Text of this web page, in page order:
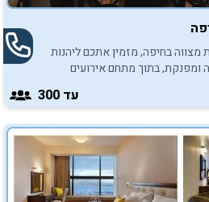
מצווה בחיפה, מזמין אתכם ליהנות
ומפנקת, בתוך מתחם אירועים
עד 300